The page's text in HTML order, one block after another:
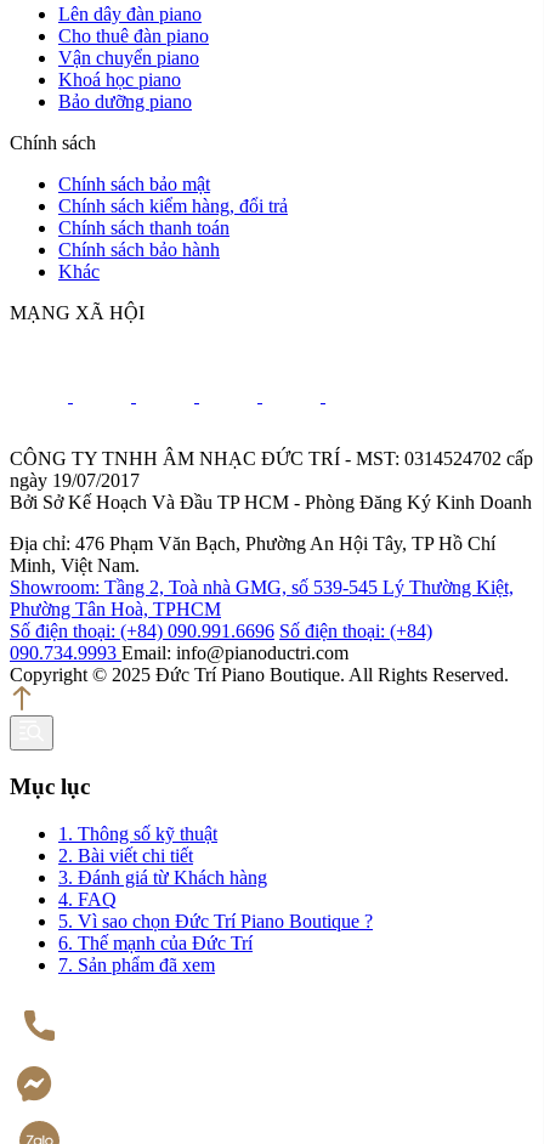
Lên dây đàn piano
Cho thuê đàn piano
Vận chuyển piano
Khoá học piano
Bảo dưỡng piano
Chính sách
Chính sách bảo mật
Chính sách kiểm hàng, đổi trả
Chính sách thanh toán
Chính sách bảo hành
Khác
MẠNG XÃ HỘI
CÔNG TY TNHH ÂM NHẠC ĐỨC TRÍ - MST: 0314524702 cấp
ngày 19/07/2017
Bởi Sở Kế Hoạch Và Đầu TP HCM - Phòng Đăng Ký Kinh Doanh
Địa chỉ: 476 Phạm Văn Bạch, Phường An Hội Tây, TP Hồ Chí
Minh, Việt Nam.
Showroom: Tầng 2, Toà nhà GMG, số 539-545 Lý Thường Kiệt,
Phường Tân Hoà, TPHCM
Số điện thoại: (+84) 090.991.6696 Số điện thoại: (+84)
090.734.9993 Email: info@pianoductri.com
Copyright © 2025 Đức Trí Piano Boutique. All Rights Reserved.
Mục lục
1. Thông số kỹ thuật
2. Bài viết chi tiết
3. Đánh giá từ Khách hàng
4. FAQ
5. Vì sao chọn Đức Trí Piano Boutique ?
6. Thế mạnh của Đức Trí
7. Sản phẩm đã xem